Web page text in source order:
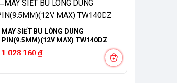
MÁY SIẾT BU LÔNG DÙNG
PIN(9.5MM)(12V MAX) TW140DZ
1.028.160 ₫